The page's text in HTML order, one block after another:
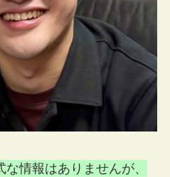
情報はありませんが、